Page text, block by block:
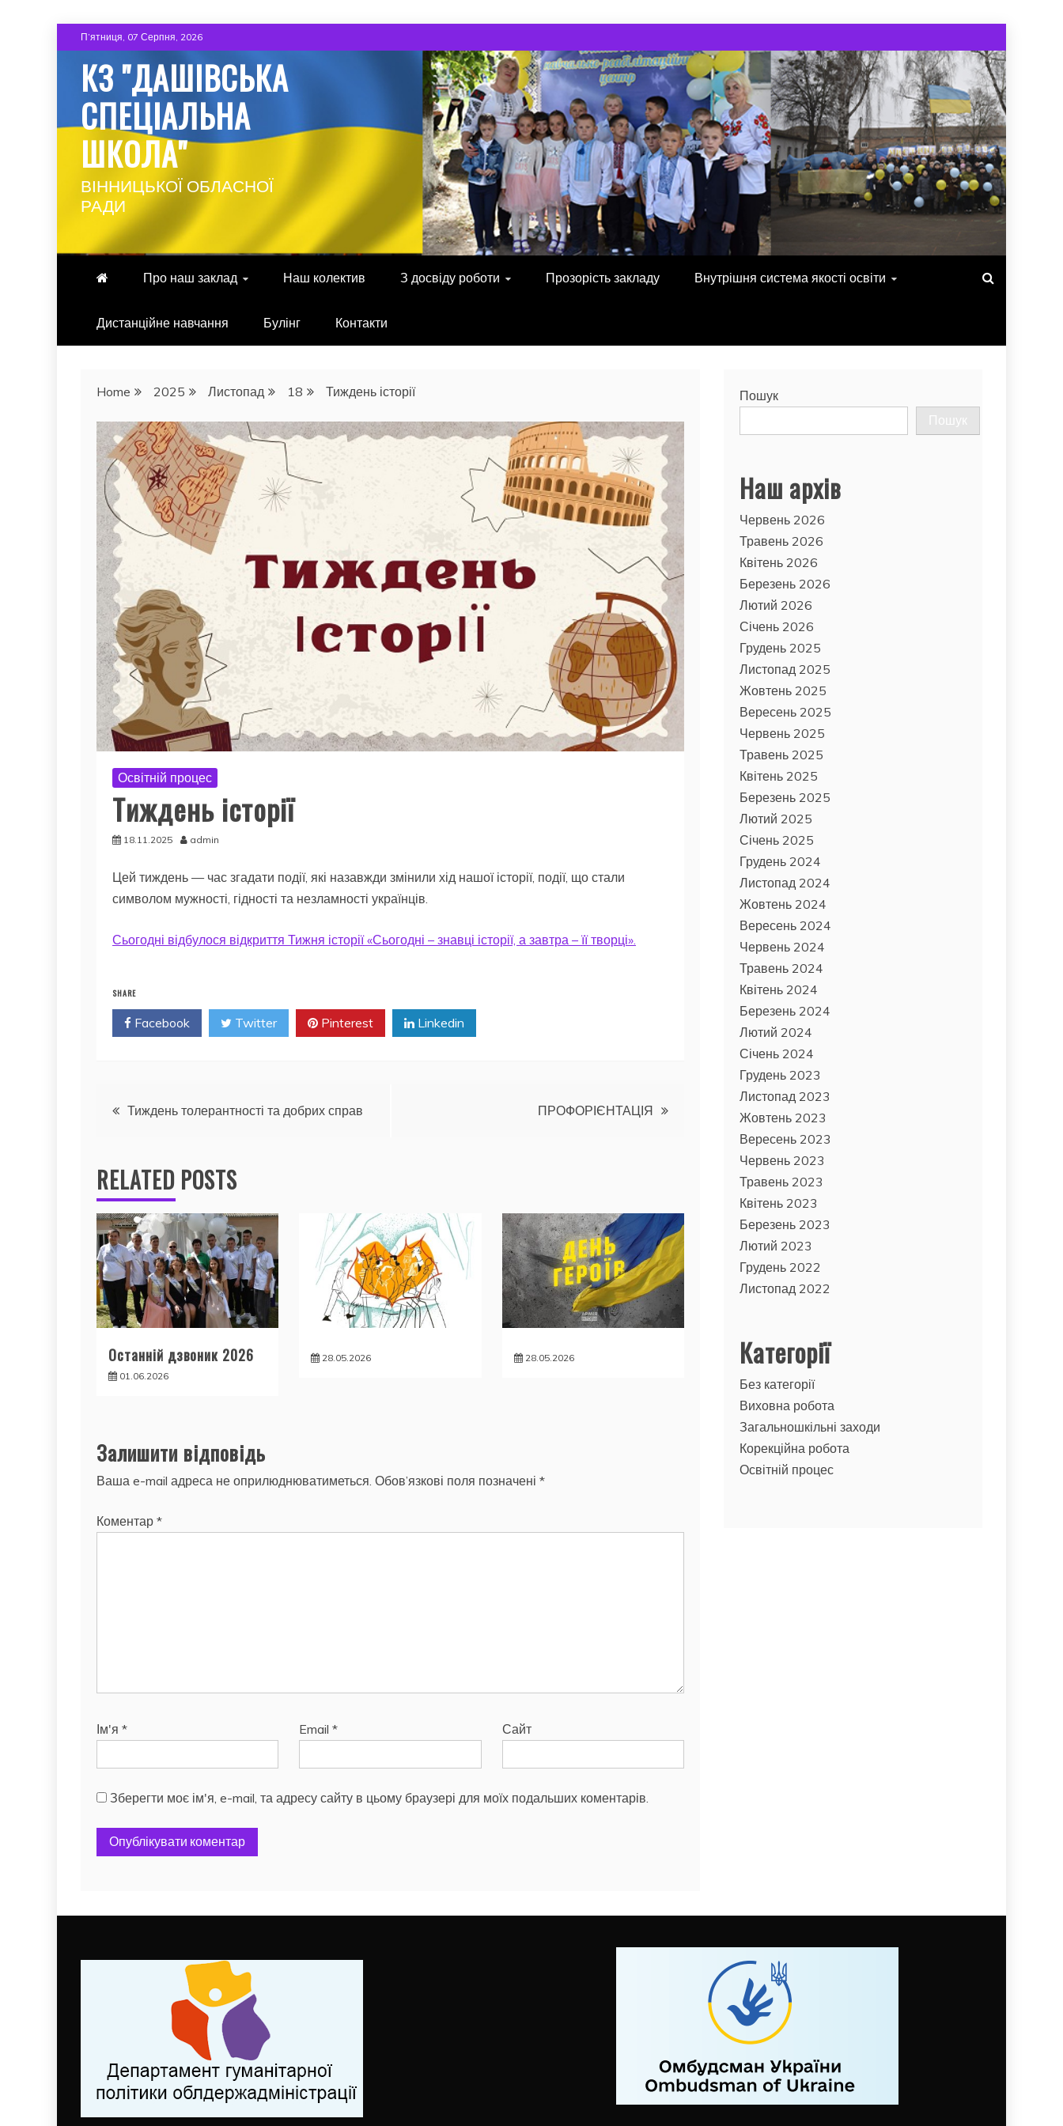
to
content
П’ятниця, 07 Серпня, 2026
КЗ "ДАШІВСЬКА
СПЕЦІАЛЬНА
ШКОЛА"
ВІННИЦЬКОЇ ОБЛАСНОЇ
РАДИ
Про наш заклад Наш колектив З досвіду роботи Прозорість закладу Внутрішня система якості освіти
Дистанційне навчання Булінг Контакти
Home 2025 Листопад 18 Тиждень історії
Освітній процес
Тиждень історії
18.11.2025 admin
Цей тиждень — час згадати події, які назавжди змінили хід нашої історії, події, що стали
символом мужності, гідності та незламності українців.
Сьогодні відбулося відкриття Тижня історії «Сьогодні – знавці історії, а завтра – її творці».
SHARE
Facebook Twitter Pinterest Linkedin
Навігація
Тиждень толерантності та добрих справ ПРОФОРІЄНТАЦІЯ
RELATED POSTS
Останній дзвоник 2026
01.06.2026
28.05.2026 28.05.2026
Залишити відповідь
Ваша e-mail адреса не оприлюднюватиметься. Обов’язкові поля позначені *
Коментар *
Ім'я * Email* Сайт
Зберегти моє ім'я, e-mail, та адресу сайту в цьому браузері для моїх подальших коментарів.
Пошук
Пошук
Наш архів
Червень 2026
Травень 2026
Квітень 2026
Березень 2026
Лютий 2026
Січень 2026
Грудень 2025
Листопад 2025
Жовтень 2025
Вересень 2025
Червень 2025
Травень 2025
Квітень 2025
Березень 2025
Лютий 2025
Січень 2025
Грудень 2024
Листопад 2024
Жовтень 2024
Вересень 2024
Червень 2024
Травень 2024
Квітень 2024
Березень 2024
Лютий 2024
Січень 2024
Грудень 2023
Листопад 2023
Жовтень 2023
Вересень 2023
Червень 2023
Травень 2023
Квітень 2023
Березень 2023
Лютий 2023
Грудень 2022
Листопад 2022
Категорії
Без категорії
Виховна робота
Загальношкільні заходи
Корекційна робота
Освітній процес